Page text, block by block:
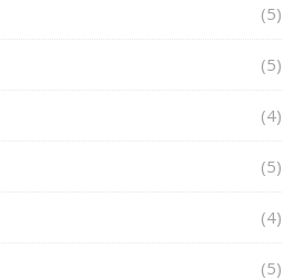
(5)
(5)
(4)
(5)
(4)
(5)